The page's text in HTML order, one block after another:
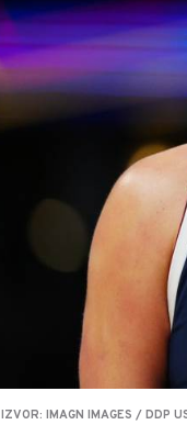
IZVOR: IMAGN IMAGES / DDP